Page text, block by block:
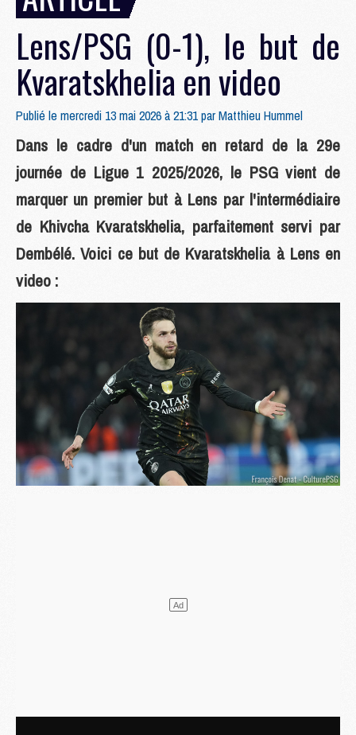
Lens/PSG (0-1), le but de
Kvaratskhelia en video
Publié le mercredi 13 mai 2026 à 21:31 parMatthieu Hummel
Dans le cadre d'un match en retard de la 29e
journée de Ligue 1 2025/2026, le PSG vient de
marquer un premier but à Lens par l'intermédiaire
de Khivcha Kvaratskhelia, parfaitement servi par
Dembélé. Voici ce but de Kvaratskhelia à Lens en
video :